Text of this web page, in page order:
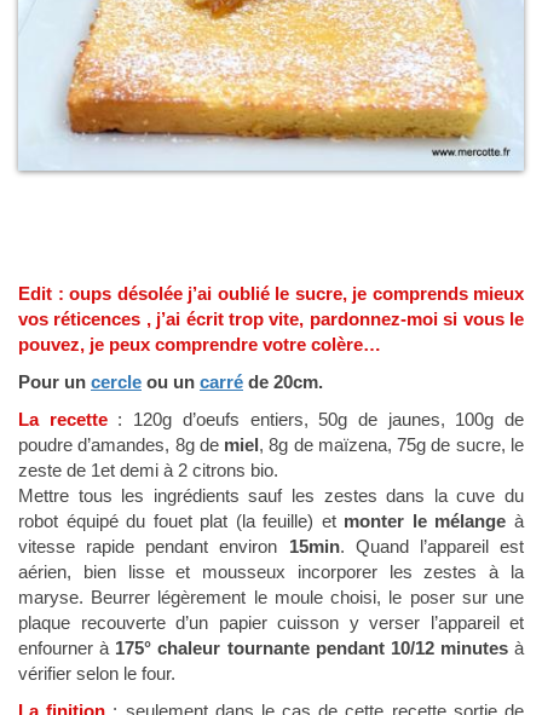
Edit : oups désolée j’ai oublié le sucre, je comprends mieux
vos réticences , j’ai écrit trop vite, pardonnez-moi si vous le
pouvez, je peux comprendre votre colère…
Pour un cercle ou un carré de 20cm.
La recette : 120g d’oeufs entiers, 50g de jaunes, 100g de
poudre d’amandes, 8g de miel, 8g de maïzena, 75g de sucre, le
zeste de 1et demi à 2 citrons bio.
Mettre tous les ingrédients sauf les zestes dans la cuve du
robot équipé du fouet plat (la feuille) et monter le mélange à
vitesse rapide pendant environ 15min. Quand l’appareil est
aérien, bien lisse et mousseux incorporer les zestes à la
maryse. Beurrer légèrement le moule choisi, le poser sur une
plaque recouverte d’un papier cuisson y verser l’appareil et
enfourner à 175° chaleur tournante pendant 10/12 minutesà
vérifier selon le four.
La finition : seulement dans le cas de cette recette sortie de